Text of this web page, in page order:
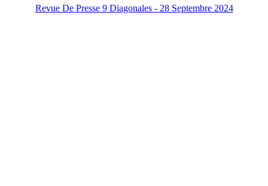
Revue De Presse 9 Diagonales - 28 Septembre 2024